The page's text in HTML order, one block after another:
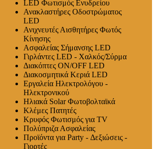
LED Φωτισμός Ενυδρείου
Ανακλαστήρες Οδοστρώματος
LED
Ανιχνευτές Αισθητήρες Φωτός
Κίνησης
Ασφαλείας Σήμανσης LED
Γιρλάντες LED - Χαλκός/Σύρμα
Διακόπτες ON/OFF LED
Διακοσμητικά Κεριά LED
Εργαλεία Ηλεκτρολόγου -
Ηλεκτρονικού
Ηλιακά Solar Φωτοβολταϊκά
Κλέμες Πατητές
Κρυφός Φωτισμός για TV
Πολύπριζα Ασφαλείας
Προϊόντα για Party - Δεξιώσεις -
Γιορτές